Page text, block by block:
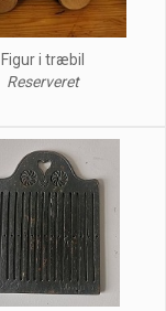
Figur i træbil
Reserveret